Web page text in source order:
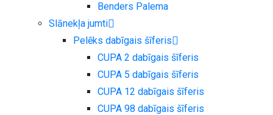
Benders Palema
Slānekļa jumti
Pelēks dabīgais šīferis
CUPA 2 dabīgais šīferis
CUPA 5 dabīgais šīferis
CUPA 12 dabīgais šīferis
CUPA 98 dabīgais šīferis